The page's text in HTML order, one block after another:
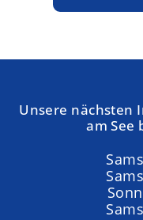
Unsere nächsten
am See